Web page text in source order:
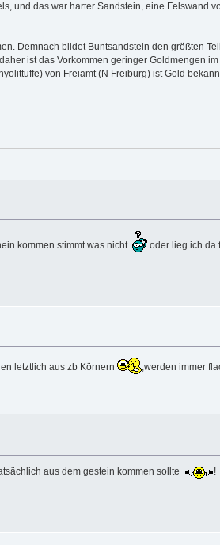
und das war harter Sandstein, eine Felswand
Demnach bildet Buntsandstein den größten
ist das Vorkommen geringer Goldmengen
von Freiamt (N Freiburg) ist Gold
kommen stimmt was nicht oder lieg ich da
letztlich aus zb Körnern
,werden immer
aus dem gestein kommen sollte !